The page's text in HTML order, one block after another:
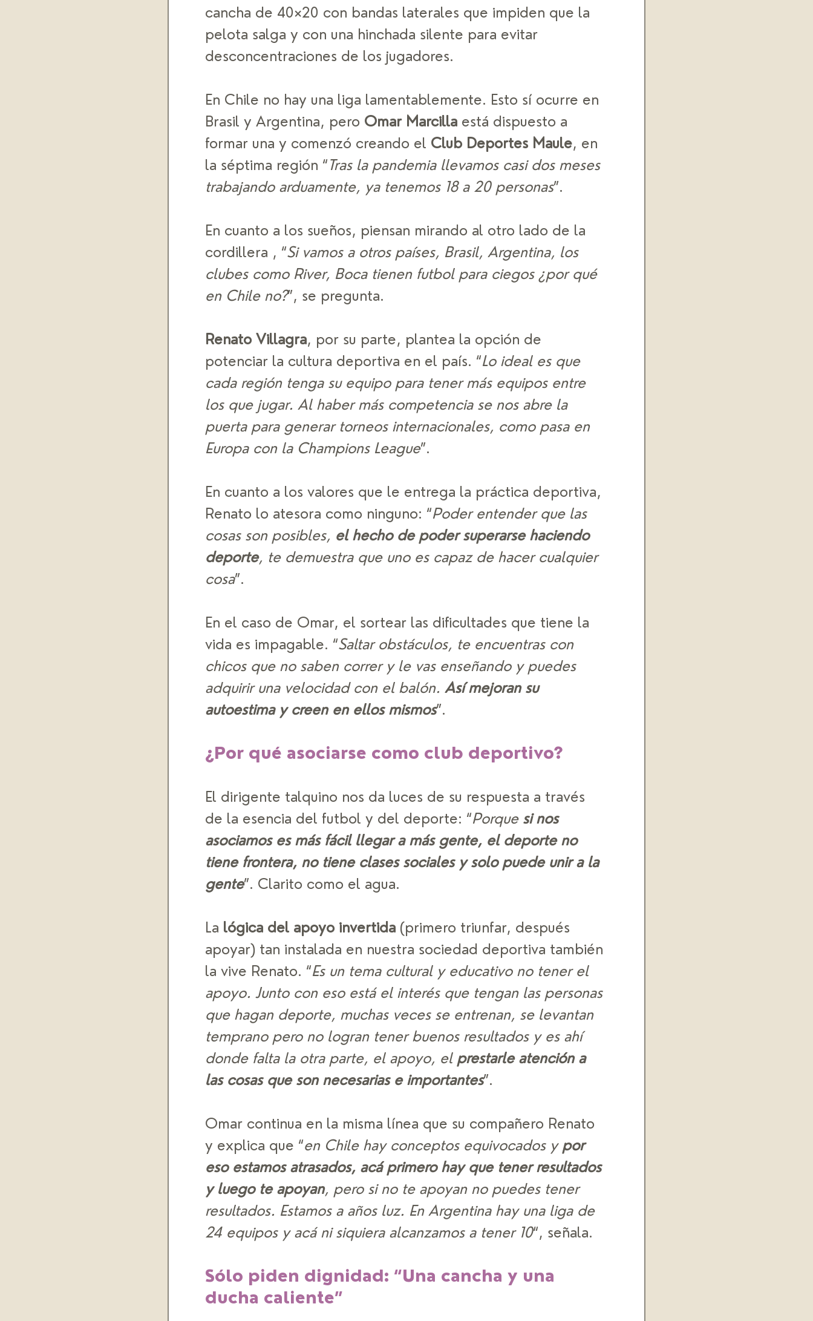
cancha de 40×20 con bandas laterales que impiden que la
pelota salga y con una hinchada silente para evitar
desconcentraciones de los jugadores.
En Chile no hay una liga lamentablemente. Esto sí ocurre en
Brasil y Argentina, pero Omar Marcilla está dispuesto a
formar una y comenzó creando el Club Deportes Maule, en
la séptima región “Tras la pandemia llevamos casi dos meses
trabajando arduamente, ya tenemos 18 a 20 personas”.
En cuanto a los sueños, piensan mirando al otro lado de la
cordillera , “Si vamos a otros países, Brasil, Argentina, los
clubes como River, Boca tienen futbol para ciegos ¿por qué
en Chile no?”, se pregunta.
Renato Villagra, por su parte, plantea la opción de
potenciar la cultura deportiva en el país. “Lo ideal es que
cada región tenga su equipo para tener más equipos entre
los que jugar. Al haber más competencia se nos abre la
puerta para generar torneos internacionales, como pasa en
Europa con la Champions League”.
En cuanto a los valores que le entrega la práctica deportiva,
Renato lo atesora como ninguno: “Poder entender que las
cosas son posibles, el hecho de poder superarse haciendo
deporte, te demuestra que uno es capaz de hacer cualquier
cosa”.
En el caso de Omar, el sortear las dificultades que tiene la
vida es impagable. “Saltar obstáculos, te encuentras con
chicos que no saben correr y le vas enseñando y puedes
adquirir una velocidad con el balón. Así mejoran su
autoestima y creen en ellos mismos”.
¿Por qué asociarse como club deportivo?
El dirigente talquino nos da luces de su respuesta a través
de la esencia del futbol y del deporte: “Porque si nos
asociamos es más fácil llegar a más gente, el deporte no
tiene frontera, no tiene clases sociales y solo puede unir a la
gente”. Clarito como el agua.
La lógica del apoyo invertida (primero triunfar, después
apoyar) tan instalada en nuestra sociedad deportiva también
la vive Renato. “Es un tema cultural y educativo no tener el
apoyo. Junto con eso está el interés que tengan las personas
que hagan deporte, muchas veces se entrenan, se levantan
temprano pero no logran tener buenos resultados y es ahí
donde falta la otra parte, el apoyo, el prestarle atención a
las cosas que son necesarias e importantes”.
Omar continua en la misma línea que su compañero Renato
y explica que “en Chile hay conceptos equivocados y por
eso estamos atrasados, acá primero hay que tener resultados
y luego te apoyan, pero si no te apoyan no puedes tener
resultados. Estamos a años luz. En Argentina hay una liga de
24 equipos y acá ni siquiera alcanzamos a tener 10“, señala.
Sólo piden dignidad: “Una cancha y una
ducha caliente”